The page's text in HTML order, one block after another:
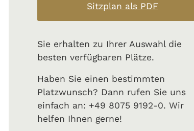
Sitzplan als PDF
Sie erhalten zu Ihrer Auswahl die
besten verfügbaren Plätze.
Haben Sie einen bestimmten
Platzwunsch? Dann rufen Sie uns
einfach an: +49 8075 9192-0. Wir
helfen Ihnen gerne!